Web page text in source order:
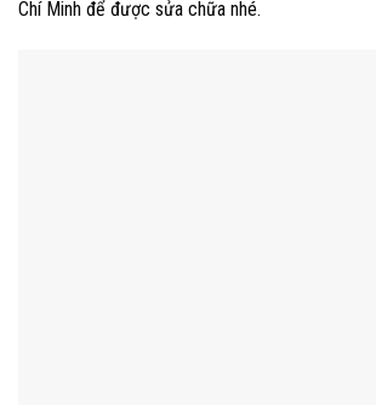
Chí Minh để được sửa chữa nhé.